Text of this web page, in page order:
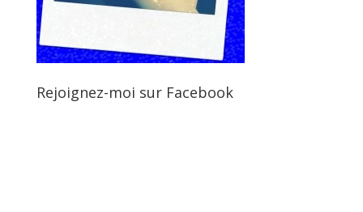
Rejoignez-moi sur Facebook